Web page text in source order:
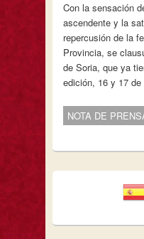
Con la sensación
ascendente y la
repercusión de la
Provincia, se
de Soria, que ya
edición, 16 y 17 de
NOTA DE